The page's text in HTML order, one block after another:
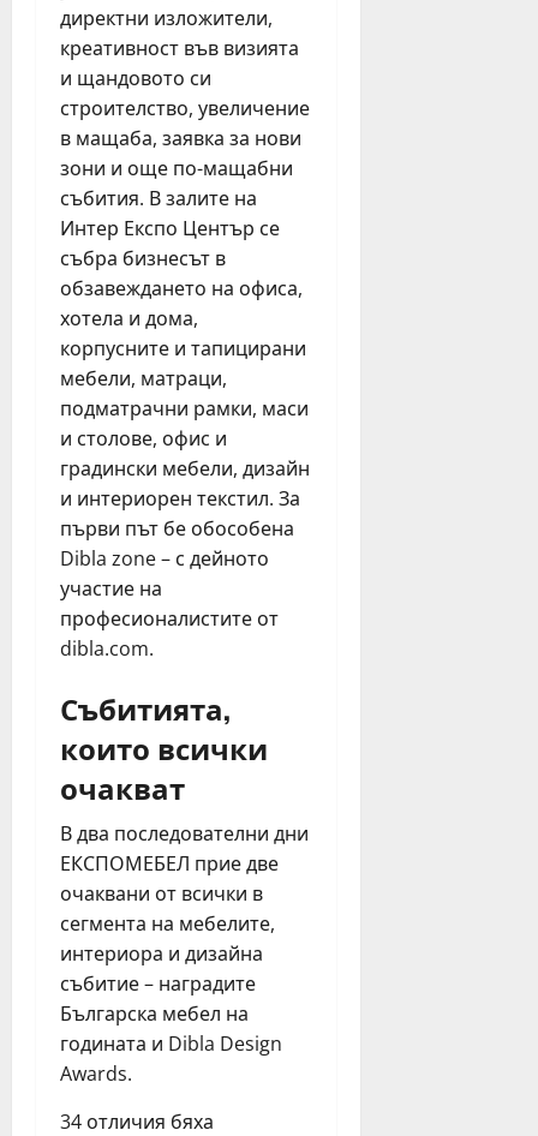
директни изложители,
креативност във визията
и щандовото си
строителство, увеличение
в мащаба, заявка за нови
зони и още по-мащабни
събития. В залите на
Интер Експо Център се
събра бизнесът в
обзавеждането на офиса,
хотела и дома,
корпусните и тапицирани
мебели, матраци,
подматрачни рамки, маси
и столове, офис и
градински мебели, дизайн
и интериорен текстил. За
първи път бе обособена
Dibla zone – с дейното
участие на
професионалистите от
dibla.com.
Събитията,
които всички
очакват
В два последователни дни
ЕКСПОМЕБЕЛ прие две
очаквани от всички в
сегмента на мебелите,
интериора и дизайна
събитие – наградите
Българска мебел на
годината и Dibla Design
Awards.
34 отличия бяха